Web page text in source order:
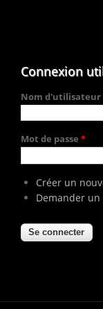
Connexion
Nom d'utilisateur
Mot de passe *
Créer un
Demander